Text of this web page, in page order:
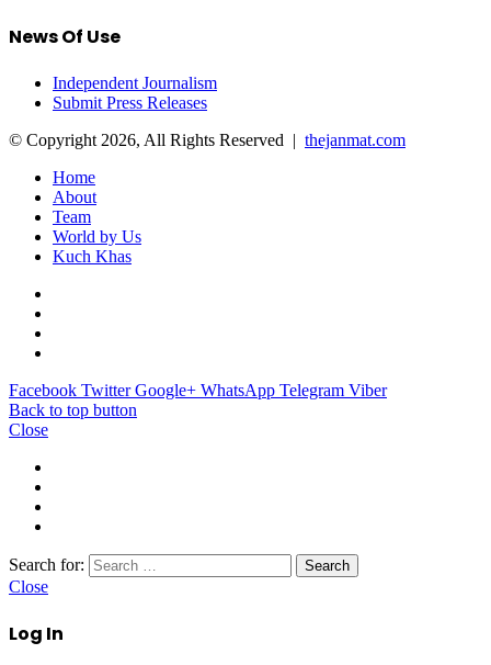
News Of Use
Independent Journalism
Submit Press Releases
© Copyright 2026, All Rights Reserved | thejanmat.com
Home
About
Team
World by Us
Kuch Khas
Facebook Twitter Google+ WhatsApp Telegram Viber
Back to top button
Close
Search for:
Close
Log In